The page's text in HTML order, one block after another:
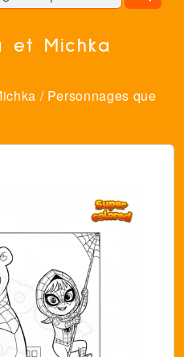
et Michka
/ Personnages que